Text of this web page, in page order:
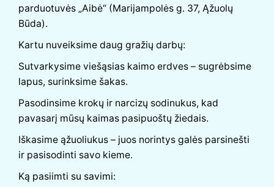
parduotuvės „Aibė“ (Marijampolės g. 37, Ąžuolų
Būda).
Kartu nuveiksime daug gražių darbų:
Sutvarkysime viešąsias kaimo erdves – sugrėbsime
lapus, surinksime šakas.
Pasodinsime krokų ir narcizų sodinukus, kad
pavasarį mūsų kaimas pasipuoštų žiedais.
Iškasime ąžuoliukus – juos norintys galės parsinešti
ir pasisodinti savo kieme.
Ką pasiimti su savimi: